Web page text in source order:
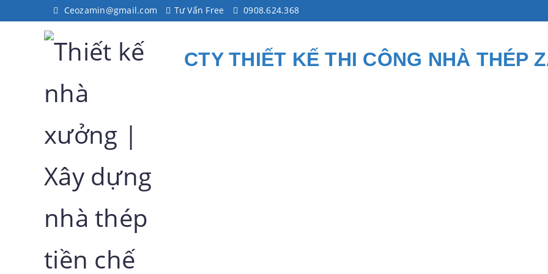
Ceozamin@gmail.com Tư Vấn Free 0908.624.368
CTY THIẾT KẾ THI CÔNG NHÀ THÉP